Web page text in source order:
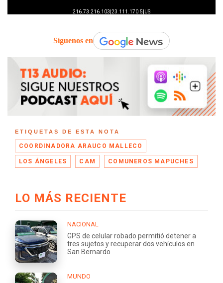
Síguenos en
ETIQUETAS DE ESTA NOTA
COORDINADORA ARAUCO MALLECO
LOS ÁNGELES CAM COMUNEROS MAPUCHES
LO MÁS RECIENTE
NACIONAL
GPS de celular robado permitió detener a
tres sujetos y recuperar dos vehículos en
San Bernardo
MUNDO